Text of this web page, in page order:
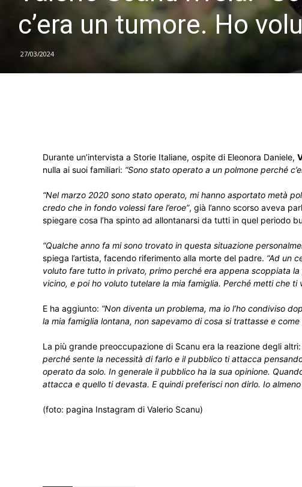
c’era un tumore. Ho
27/03/2024
Durante un’intervista a Storie Italiane, ospite di Eleonora Daniele,
nulla ai suoi familiari: “Sono stato operato a un polmone perché
“Nel marzo 2020 sono stato operato, mi hanno asportato metà
credo che in fondo volessi fare l’eroe”, già l’anno scorso aveva
spiegare cosa l’ha spinto ad allontanarsi da tutti in quel periodo
“Qualche anno fa mi sono trovato in questa situazione
spiega l’artista, facendo riferimento alla morte del padre. “Ad un
voluto fare tutto in privato, primo perché era appena scoppiata
vicino, e poi ho voluto tutelare la mia famiglia. Perché metti che
E ha aggiunto: “Non diventa un problema, ma io l’ho condiviso
la mia famiglia lontana, non sapevamo di cosa si trattasse e
La più grande preoccupazione di Scanu era la reazione degli altri:
perché sente la necessità di farlo e il pubblico ti attacca
operato da solo. In generale il pubblico ha la sua opinione.
attacca e quello ti devasta. E quindi preferisci non dirlo. Io
(foto: pagina Instagram di Valerio Scanu)